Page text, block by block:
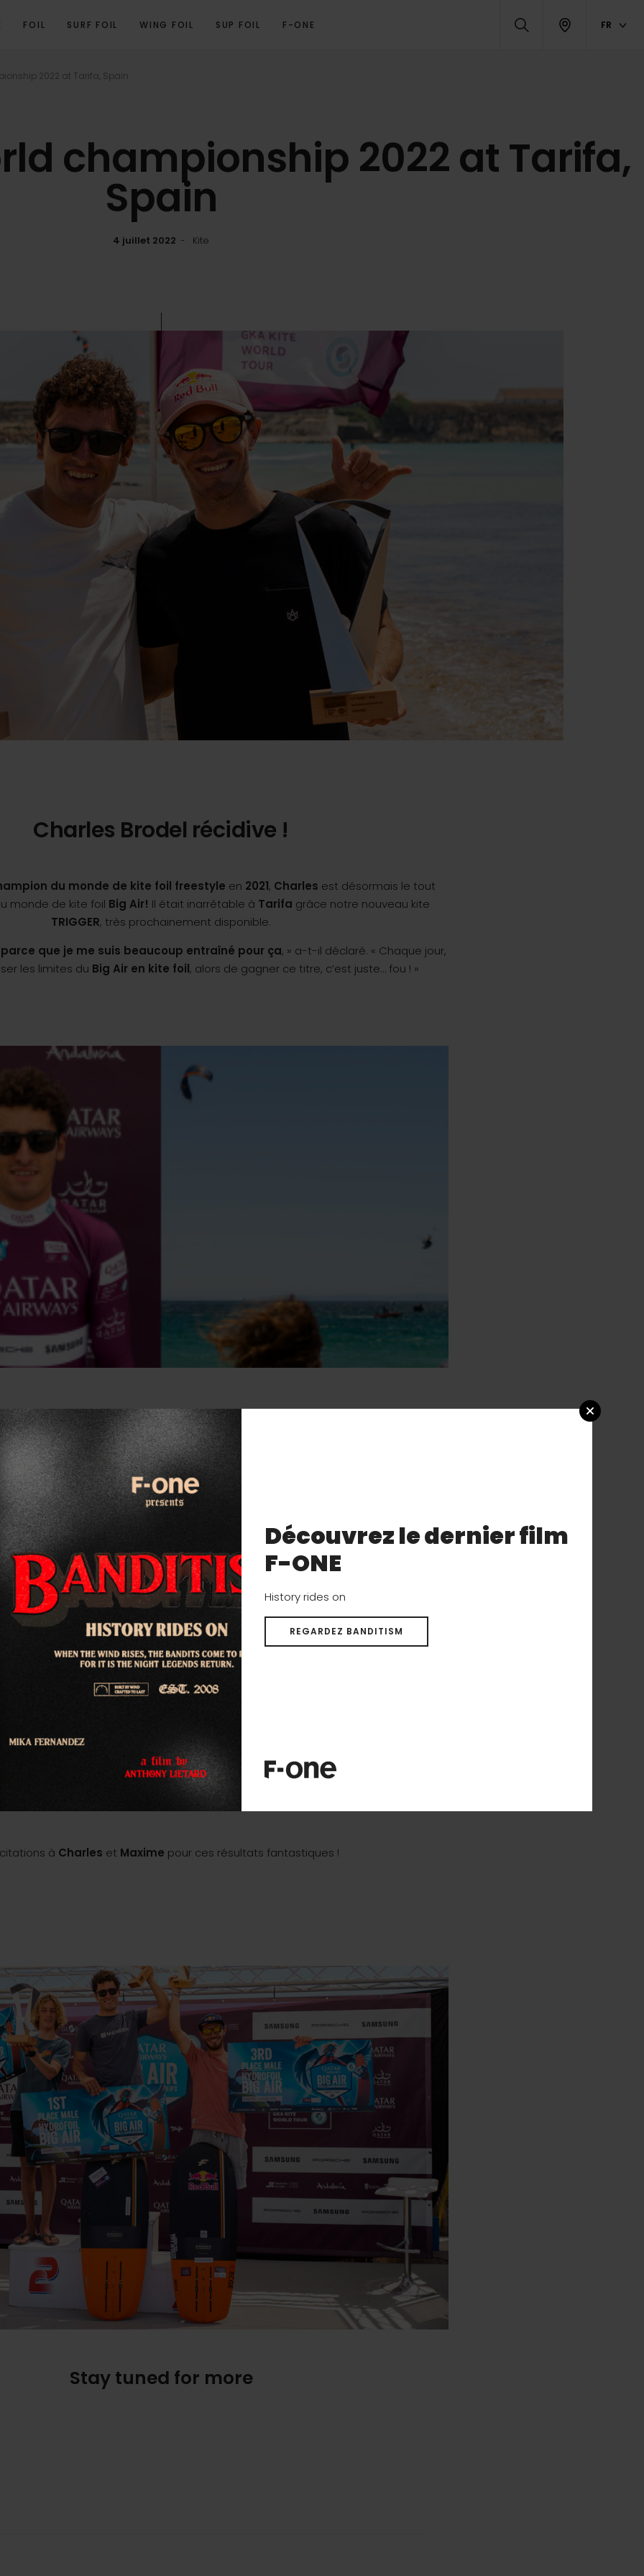
FOIL SURF FOIL WING FOIL SUP FOIL F-ONE FR
championship 2022 at Tarifa,
Spain
4 juillet 2022 Kite
2022 at Tarifa, Spain
Charles Brodel récidive !
du monde de kite foil freestyle en 2021, Charles est désormais le tout
monde de kite foil Big Air! Il était inarrêtable à Tarifa grâce notre nouveau kite
TRIGGER, très prochainement disponible.
que je me suis beaucoup entraîné pour ça, » a-t-il déclaré. « Chaque jour,
les limites du Big Air en kite foil, alors de gagner ce titre, c’est juste… fou ! »
a prouvé qu’il pouvait vraiment tout faire. Il s’est classé
a montré une fois de plus qu’il excelle dans tout ce qu’il entreprend.
à Charles et Maxime pour ces résultats fantastiques !
Stay tuned for more
Découvrez le dernier film
F-ONE
History rides on
REGARDEZ BANDITISM